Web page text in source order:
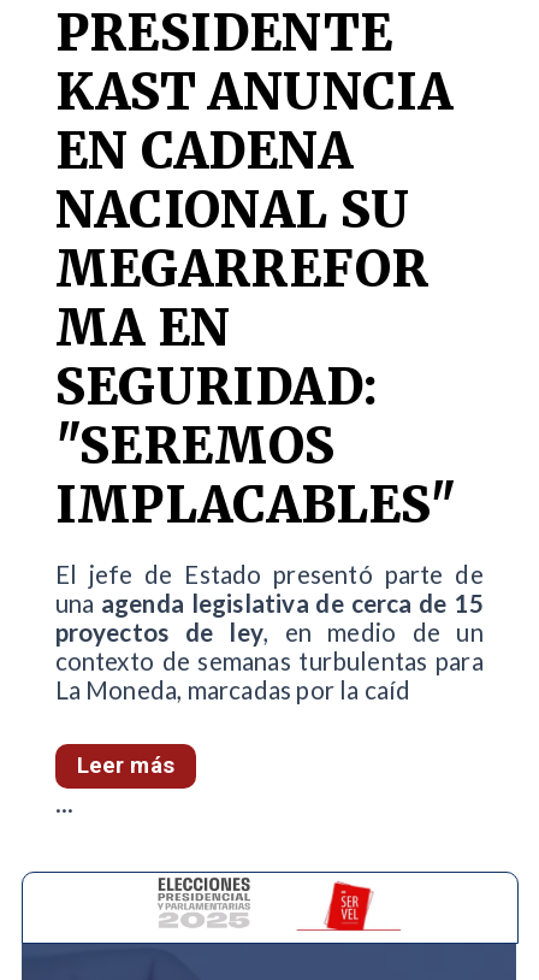
PRESIDENTE
KAST ANUNCIA
EN CADENA
NACIONAL SU
MEGARREFOR
MA EN
SEGURIDAD:
"SEREMOS
IMPLACABLES"
El jefe de Estado presentó parte de
una agenda legislativa de cerca de 15
proyectos de ley, en medio de un
contexto de semanas turbulentas para
La Moneda, marcadas por la caíd
Leer más
...